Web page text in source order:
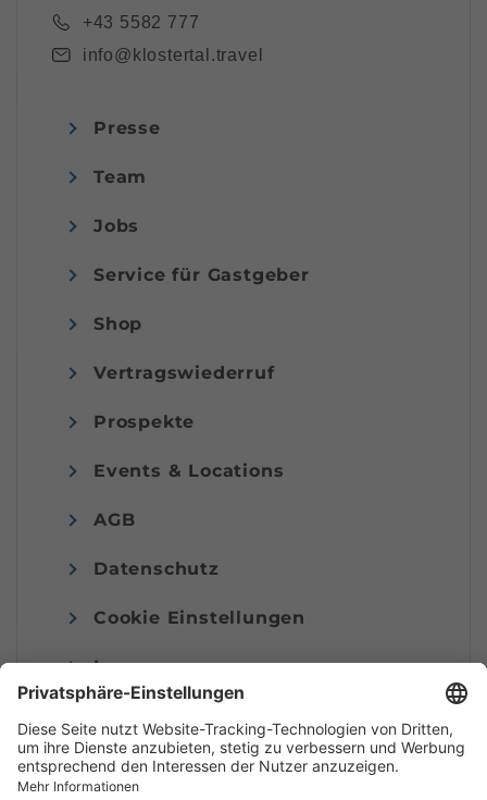
+43 5582 777
info@klostertal.travel
Presse
Team
Jobs
Service für Gastgeber
Shop
Vertragswiederruf
Prospekte
Events & Locations
AGB
Datenschutz
Cookie Einstellungen
Impressum